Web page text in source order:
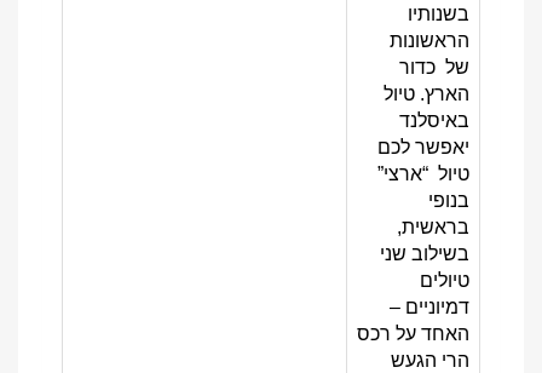
בשנותיו
הראשונות
של כדור
הארץ. טיול
באיסלנד
יאפשר לכם
טיול “ארצי”
בנופי
בראשית,
בשילוב שני
טיולים
דמיוניים –
האחד על רכס
הרי הגעש